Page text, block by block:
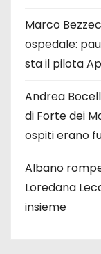
Marco
ospedale:
sta il pilota
Andrea
di Forte dei
ospiti erano
Albano
Loredana
insieme